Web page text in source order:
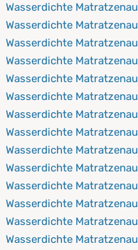
Wasserdichte
Wasserdichte
Wasserdichte
Wasserdichte
Wasserdichte
Wasserdichte
Wasserdichte
Wasserdichte
Wasserdichte
Wasserdichte
Wasserdichte
Wasserdichte
Wasserdichte
Wasserdichte